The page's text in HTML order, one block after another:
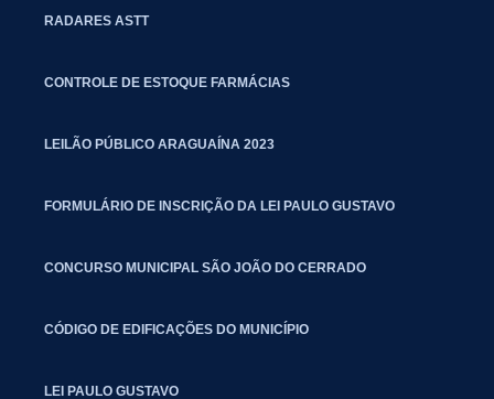
RADARES ASTT
CONTROLE DE ESTOQUE FARMÁCIAS
LEILÃO PÚBLICO ARAGUAÍNA 2023
FORMULÁRIO DE INSCRIÇÃO DA LEI PAULO GUSTAVO
CONCURSO MUNICIPAL SÃO JOÃO DO CERRADO
CÓDIGO DE EDIFICAÇÕES DO MUNICÍPIO
LEI PAULO GUSTAVO